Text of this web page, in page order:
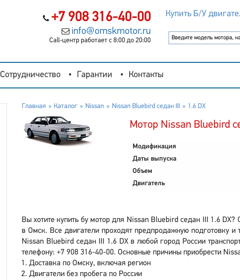
+7 908 316-40-00
info@omskmotor.ru
Call-центр работает с 8:00 до 20:00
Купить Б/У
Сотрудничество Гарантии Контакты
Главная Каталог Nissan Nissan Bluebird седан III 1.6 DX
Мотор Nissan Bluebird
Модификация
Даты выпуска
Объем
Двигатель
Вы хотите купить бу мотор для Nissan Bluebird седан III 1.6
в Омск. Все двигатели проходят предпродажную подготовку и
Nissan Bluebird седан III 1.6 DX в любой город России
телефону: +7 908 316-40-00. Основные причины приобрести
Доставка по Омску, включая регион
Двигатели без пробега по России